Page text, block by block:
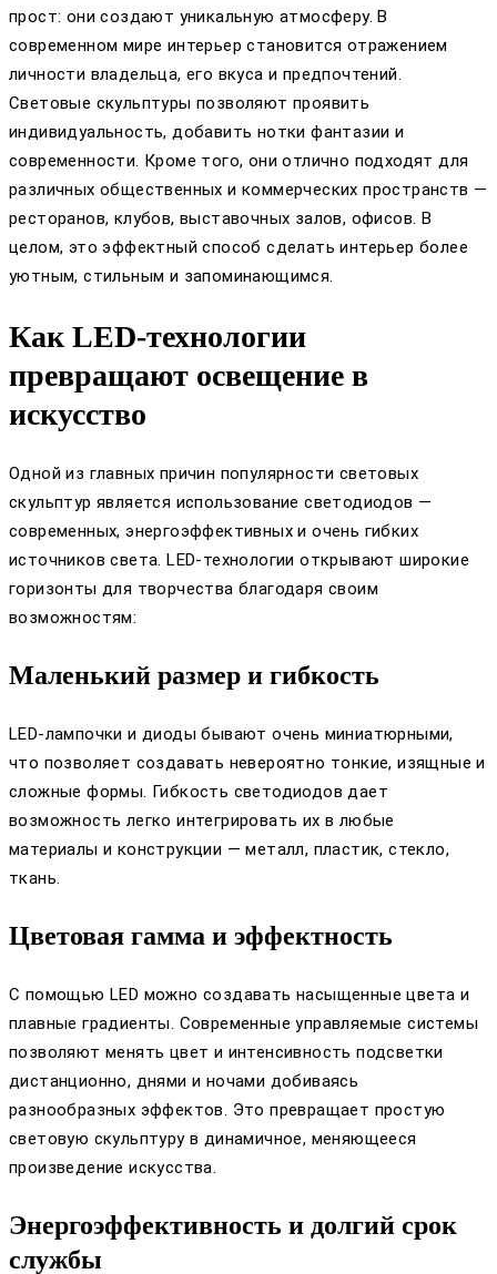
прост: они создают уникальную атмосферу. В
современном мире интерьер становится отражением
личности владельца, его вкуса и предпочтений.
Световые скульптуры позволяют проявить
индивидуальность, добавить нотки фантазии и
современности. Кроме того, они отлично подходят для
различных общественных и коммерческих пространств —
ресторанов, клубов, выставочных залов, офисов. В
целом, это эффектный способ сделать интерьер более
уютным, стильным и запоминающимся.
Как LED-технологии
превращают освещение в
искусство
Одной из главных причин популярности световых
скульптур является использование светодиодов —
современных, энергоэффективных и очень гибких
источников света. LED-технологии открывают широкие
горизонты для творчества благодаря своим
возможностям:
Маленький размер и гибкость
LED-лампочки и диоды бывают очень миниатюрными,
что позволяет создавать невероятно тонкие, изящные и
сложные формы. Гибкость светодиодов дает
возможность легко интегрировать их в любые
материалы и конструкции — металл, пластик, стекло,
ткань.
Цветовая гамма и эффектность
С помощью LED можно создавать насыщенные цвета и
плавные градиенты. Современные управляемые системы
позволяют менять цвет и интенсивность подсветки
дистанционно, днями и ночами добиваясь
разнообразных эффектов. Это превращает простую
световую скульптуру в динамичное, меняющееся
произведение искусства.
Энергоэффективность и долгий срок
службы